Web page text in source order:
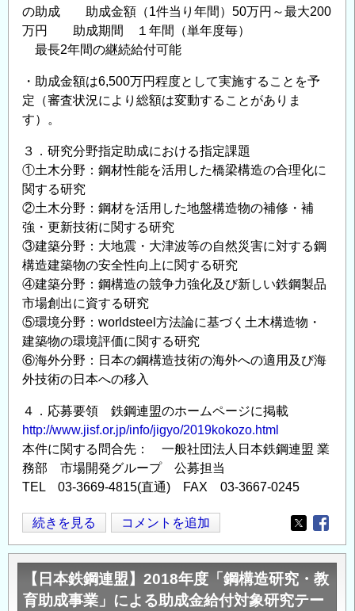
究
テ
ー
の
公
募
つ
い
て
の
の助成 助成金額（1件当り年間）50万円～最大200
万円 助成期間 １年間（単年度毎）
最長2年間の継続給付可能
・助成金額は6,500万円程度として実施することを予
定（審査状況により総額は変動することがありま
す）。
３．研究分野指定助成における指定課題
①土木分野：鋼材性能を活用した橋梁構造の合理化に
関する研究
②土木分野：鋼材を活用した地盤構造物の補修・補
強・更新技術に関する研究
③建築分野：大地震・大津波等の自然災害に対する鋼
構造建築物の安全性向上に関する研究
④建築分野：鋼構造の競争力強化及び新しい鉄鋼製品
市場創出に資する研究
⑤環境分野：worldsteel方法論に基づく土木構造物・
建築物の環境評価に関する研究
⑥海外分野：日本の鋼構造技術の海外への適用及び海
外技術の日本への移入
４．応募要領 鉄鋼連盟のホームページに掲載
http://www.jisf.or.jp/info/jigyo/2019kokozo.html
本件に関する問合先： 一般社団法人日本鉄鋼連盟 業
務部 市場開発グループ 公募担当
TEL 03-3669-4815(直通) FAX 03-3667-0245
【日
本
鉄
鋼
連
続きを見る コメントを追加
Opens in
【日本鉄鋼連盟】2018年度「鋼構造研究・教
育助成事業」による助成金給付対象研究テー